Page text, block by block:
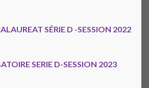
SÉRIE D -SESSION 2022
SERIE D-SESSION 2023